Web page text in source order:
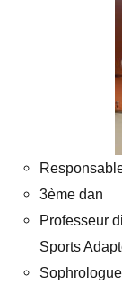
3ème dan
Professeur
Sports
Sophrologue